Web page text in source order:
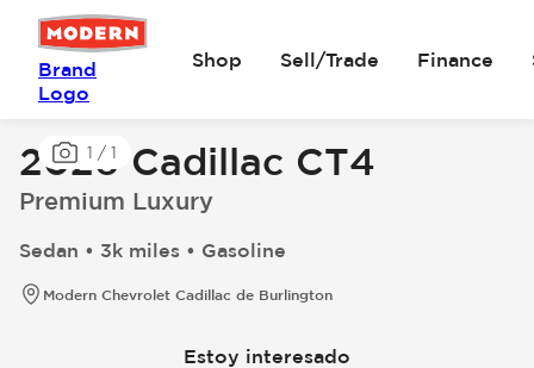
Brand
Logo
Shop Sell/Trade Finance
1 / 1
2026 Cadillac CT4
Premium Luxury
Sedan • 3k miles • Gasoline
Modern Chevrolet Cadillac de Burlington
Estoy interesado